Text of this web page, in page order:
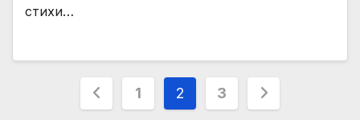
стихи…
Пагинация
1 2 3